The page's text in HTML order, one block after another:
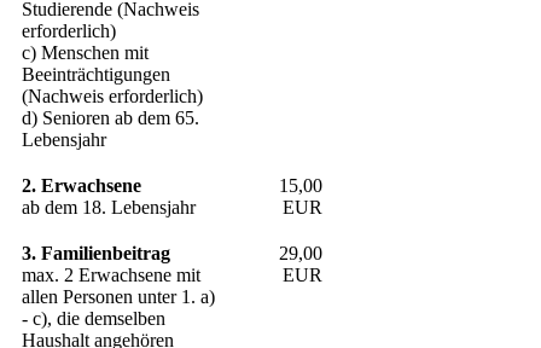
Studierende (Nachweis
erforderlich)
c) Menschen mit
Beeinträchtigungen
(Nachweis erforderlich)
d) Senioren ab dem 65.
Lebensjahr
2. Erwachsene
ab dem 18. Lebensjahr
15,00
EUR
3. Familienbeitrag
max. 2 Erwachsene mit
allen Personen unter 1. a)
- c), die demselben
Haushalt angehören
29,00
EUR